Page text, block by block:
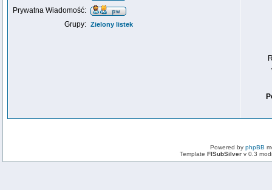
Prywatna Wiadomość:
Grupy: Zielony listek
Powered by phpBB
Template FISubSilver v 0.3